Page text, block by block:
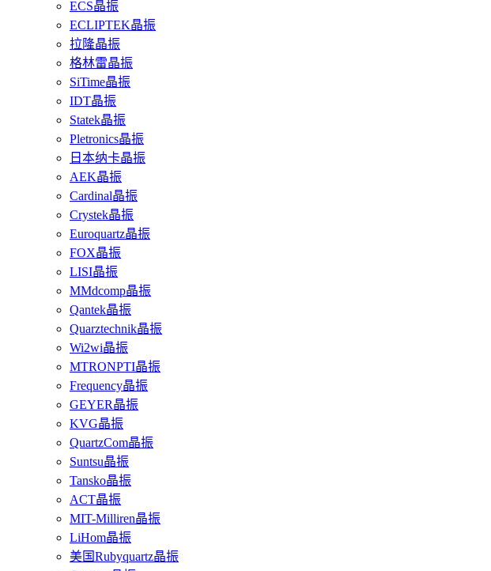
ECS晶振
ECLIPTEK晶振
拉隆晶振
格林雷晶振
SiTime晶振
IDT晶振
Statek晶振
Pletronics晶振
日本纳卡晶振
AEK晶振
Cardinal晶振
Crystek晶振
Euroquartz晶振
FOX晶振
LISI晶振
MMdcomp晶振
Qantek晶振
Quarztechnik晶振
Wi2wi晶振
MTRONPTI晶振
Frequency晶振
GEYER晶振
KVG晶振
QuartzCom晶振
Suntsu晶振
Tansko晶振
ACT晶振
MIT-Milliren晶振
LiHom晶振
美国Rubyquartz晶振